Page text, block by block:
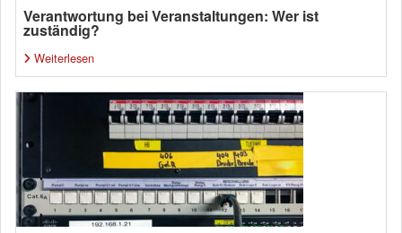
Verantwortung bei Veranstaltungen: Wer ist
zuständig?
Weiterlesen